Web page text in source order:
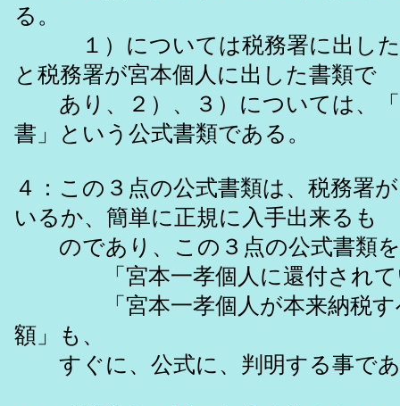
る。
１）については税務署に出した
と税務署が宮本個人に出した書類で
あり、２）、３）については、「
書」という公式書類である。
４：この３点の公式書類は、税務署
いるか、簡単に正規に入手出来るも
のであり、この３点の公式書類
「宮本一孝個人に還付されて
「宮本一孝個人が本来納税す
額」も、
すぐに、公式に、判明する事で